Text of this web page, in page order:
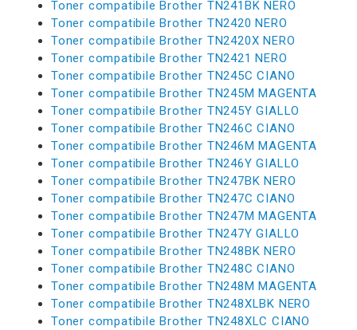
Toner compatibile Brother TN241BK NERO
Toner compatibile Brother TN2420 NERO
Toner compatibile Brother TN2420X NERO
Toner compatibile Brother TN2421 NERO
Toner compatibile Brother TN245C CIANO
Toner compatibile Brother TN245M MAGENTA
Toner compatibile Brother TN245Y GIALLO
Toner compatibile Brother TN246C CIANO
Toner compatibile Brother TN246M MAGENTA
Toner compatibile Brother TN246Y GIALLO
Toner compatibile Brother TN247BK NERO
Toner compatibile Brother TN247C CIANO
Toner compatibile Brother TN247M MAGENTA
Toner compatibile Brother TN247Y GIALLO
Toner compatibile Brother TN248BK NERO
Toner compatibile Brother TN248C CIANO
Toner compatibile Brother TN248M MAGENTA
Toner compatibile Brother TN248XLBK NERO
Toner compatibile Brother TN248XLC CIANO